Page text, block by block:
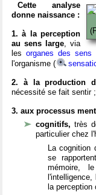
Cette analyse
donne naissance :
1. à la perception
au sens large, via
lesorganes des sens
l'organisme (
2. à la production
nécessité se fait sentir ;
3. aux processus
cognitifs,très
particulier chez
La cognition
se
mémoire,
la